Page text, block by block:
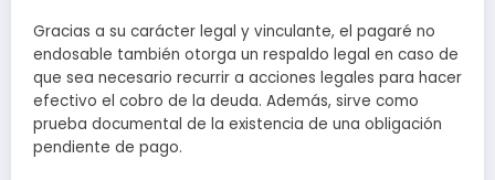
Gracias a su carácter legal y vinculante, el pagaré no
endosable también otorga un respaldo legal en caso de
que sea necesario recurrir a acciones legales para hacer
efectivo el cobro de la deuda. Además, sirve como
prueba documental de la existencia de una obligación
pendiente de pago.